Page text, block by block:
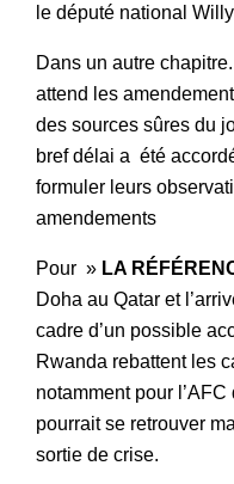
le député national
Dans un autre
attend les
des sources sûres du
bref délai a été
formuler leurs
amendements
Pour » LA
Doha au Qatar et
cadre d’un possible
Rwanda rebattent les
notamment pour
pourrait se retrouver
sortie de crise.